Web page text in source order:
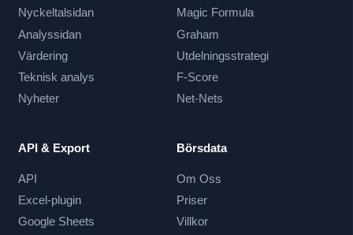
Nyckeltalsidan
Analyssidan
Värdering
Teknisk analys
Nyheter
Magic Formula
Graham
Utdelningsstrategi
F-Score
Net-Nets
API & Export
API
Excel-plugin
Google Sheets
Börsdata
Om Oss
Priser
Villkor